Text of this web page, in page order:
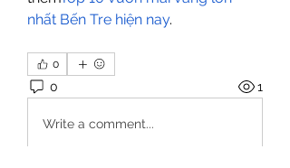
nhất Bến Tre hiện nay.
0
0 1
Write a comment...